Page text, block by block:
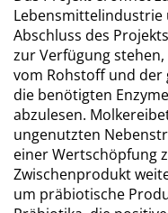
Lebensmittelindustrie
Abschluss des
zur Verfügung
vom Rohstoff und
die benötigten
abzulesen.
ungenutzten
einer Wertschöpfung
Zwischenprodukt
um präbiotische